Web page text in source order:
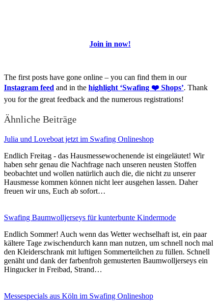
Join in now!
The first posts have gone online – you can find them in our
Instagram feed and in the highlight ‘Swafing ❤️ Shops’. Thank
you for the great feedback and the numerous registrations!
Ähnliche Beiträge
Julia und Loveboat jetzt im Swafing Onlineshop
Endlich Freitag - das Hausmessewochenende ist eingeläutet! Wir
haben sehr genau die Nachfrage nach unseren neusten Stoffen
beobachtet und wollen natürlich auch die, die nicht zu unserer
Hausmesse kommen können nicht leer ausgehen lassen. Daher
freuen wir uns, Euch ab sofort…
Swafing Baumwolljerseys für kunterbunte Kindermode
Endlich Sommer! Auch wenn das Wetter wechselhaft ist, ein paar
kältere Tage zwischendurch kann man nutzen, um schnell noch mal
den Kleiderschrank mit luftigen Sommerteilchen zu füllen. Schnell
genäht und dank der farbenfroh gemusterten Baumwolljerseys ein
Hingucker in Freibad, Strand…
Messespecials aus Köln im Swafing Onlineshop